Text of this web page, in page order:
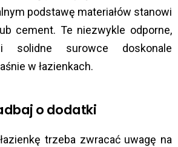
podstawę materiałów stanowi
cement. Te niezwykle odporne,
solidne surowce doskonale
w łazienkach.
o dodatki
trzeba zwracać uwagę na